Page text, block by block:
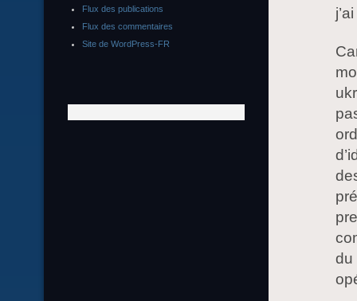
du
Flux des publications
Flux des commentaires
Site de WordPress-FR